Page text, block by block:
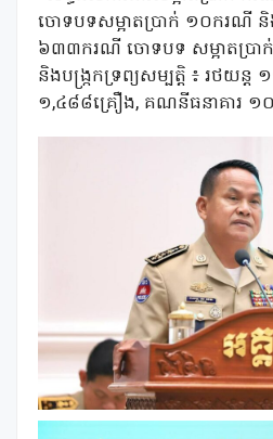
ចោទបទសម្អាតប្រាក់ ១០ករណី
៦៣៣ករណី ចោទបទ សម្អាតប្រ
និងបង្រ្កកទ្រព្យសម្បត្តិ ៖ រថយន្
១,៤៨៨គ្រឿង, គណនីធនាគារ